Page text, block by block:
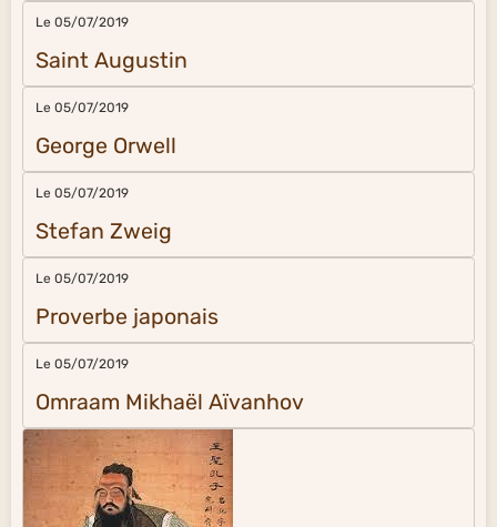
Le 05/07/2019
Saint Augustin
Le 05/07/2019
George Orwell
Le 05/07/2019
Stefan Zweig
Le 05/07/2019
Proverbe japonais
Le 05/07/2019
Omraam Mikhaël Aïvanhov